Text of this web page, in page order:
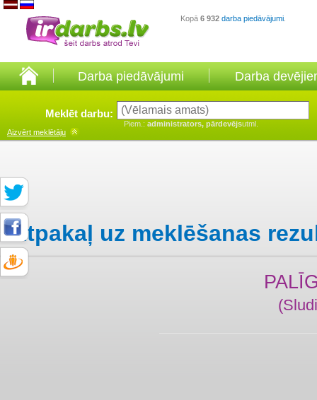
Kopā 6 932 darba piedāvājumi
Darba piedāvājumi Darba
Meklēt darbu:
Piem.: administrators, pārdevējsutml.
Aizvērt meklētāju
Atpakaļ uz meklēšanas